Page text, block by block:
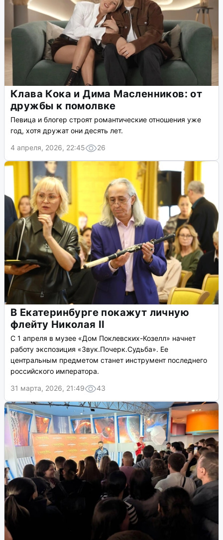
Клава Кока и Дима Масленников: от
дружбы к помолвке
Певица и блогер строят романтические отношения уже
год, хотя дружат они десять лет.
4 апреля, 2026, 22:45
26
В Екатеринбурге покажут личную
флейту Николая II
С 1 апреля в музее «Дом Поклевских-Козелл» начнет
работу экспозиция «Звук.Почерк.Судьба». Ее
центральным предметом станет инструмент последнего
российского императора.
31 марта, 2026, 21:49
43